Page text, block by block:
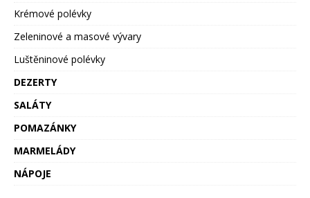
Krémové polévky
Zeleninové a masové vývary
Luštěninové polévky
DEZERTY
SALÁTY
POMAZÁNKY
MARMELÁDY
NÁPOJE